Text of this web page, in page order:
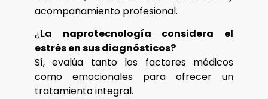
acompañamiento profesional.
¿La naprotecnología considera el
estrés en sus diagnósticos?
Sí, evalúa tanto los factores médicos
como emocionales para ofrecer un
tratamiento integral.